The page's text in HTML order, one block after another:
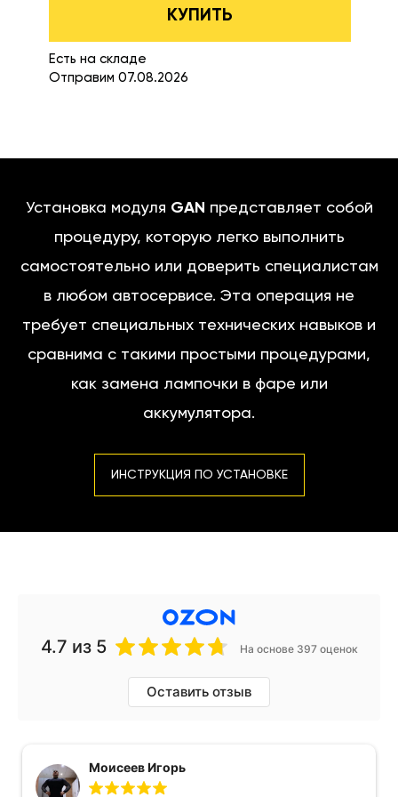
КУПИТЬ
Есть на складе
Отправим 07.08.2026
Установка модуля GAN представляет собой
процедуру, которую легко выполнить
самостоятельно или доверить специалистам
в любом автосервисе. Эта операция не
требует специальных технических навыков и
сравнима с такими простыми процедурами,
как замена лампочки в фаре или
аккумулятора.
ИНСТРУКЦИЯ ПО УСТАНОВКЕ
4.7 из 5 На основе 397 оценок
Оставить отзыв
Моисеев Игорь